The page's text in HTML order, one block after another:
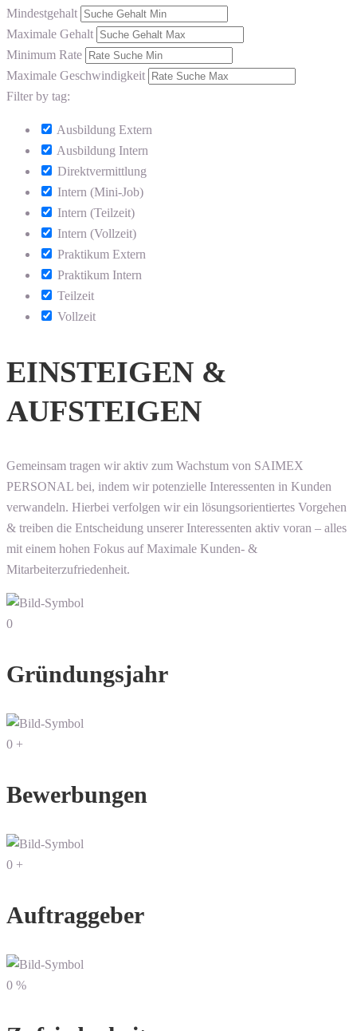
Mindestgehalt
Maximale Gehalt
Minimum Rate
Maximale Geschwindigkeit
Filter by tag:
Ausbildung Extern
Ausbildung Intern
Direktvermittlung
Intern (Mini-Job)
Intern (Teilzeit)
Intern (Vollzeit)
Praktikum Extern
Praktikum Intern
Teilzeit
Vollzeit
EINSTEIGEN &
AUFSTEIGEN
Gemeinsam tragen wir aktiv zum Wachstum von SAIMEX
PERSONAL bei, indem wir potenzielle Interessenten in Kunden
verwandeln. Hierbei verfolgen wir ein lösungsorientiertes Vorgehen
& treiben die Entscheidung unserer Interessenten aktiv voran – alles
mit einem hohen Fokus auf Maximale Kunden- &
Mitarbeiterzufriedenheit.
0
Gründungsjahr
0 +
Bewerbungen
0 +
Auftraggeber
0 %